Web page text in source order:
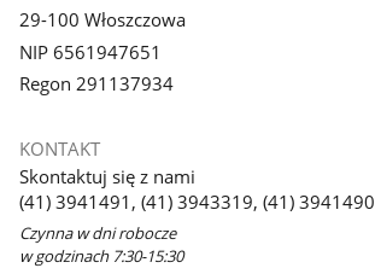
29-100 Włoszczowa
NIP 6561947651
Regon 291137934
KONTAKT
Skontaktuj się z nami
(41) 3941491, (41) 3943319, (41) 3941490
Czynna w dni robocze
w godzinach 7:30-15:30